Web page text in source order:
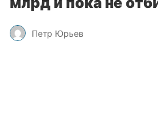
Петр Юрьев